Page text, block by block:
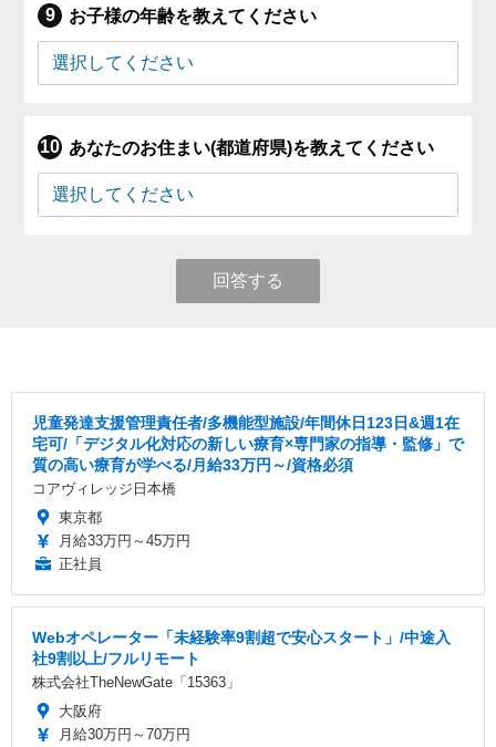
お子様の年齢を教えてください
あなたのお住まい(都道府県)を教えてください
回答する
児童発達支援管理責任者/多機能型施設/年間休日123日&週1在
宅可/「デジタル化対応の新しい療育×専門家の指導・監修」で
質の高い療育が学べる/月給33万円～/資格必須
コアヴィレッジ日本橋
東京都
月給33万円～45万円
正社員
Webオペレーター「未経験率9割超で安心スタート」/中途入
社9割以上/フルリモート
株式会社TheNewGate「15363」
大阪府
月給30万円～70万円